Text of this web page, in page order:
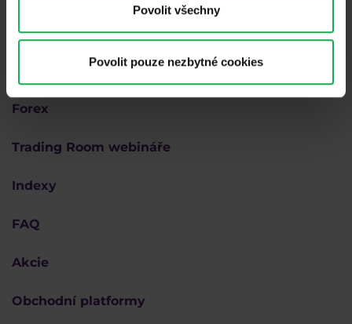
Povolit všechny
Povolit pouze nezbytné cookies
Proč Purple
Forex
Trading Room webináře
Indexy
FAQ
Akcie
Obchodní platformy